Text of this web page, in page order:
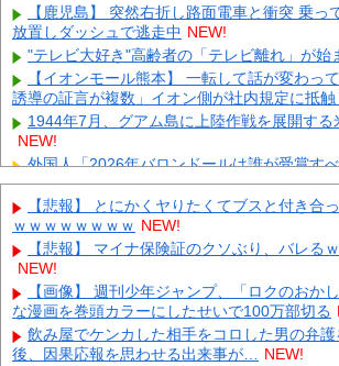
【鹿児島】 突然右折し路面電車と衝突 乗っ
放置しダッシュで逃走中 NEW!
"テレビ大好き"高齢者の「テレビ離れ」が始
【イオンモール熊本】 一転して話が変わっ
誘導の証言が複数」イオン側が社内規定に抵
1944年7月、グアム島に上陸作戦を展開する
NEW!
外国人「2026年バロンドールは誰が受賞す
季無冠でも初受賞か!?海外ファンが考える本
応】 NEW!
FC東京開幕戦でのDF長友佑都の“挨拶”、ス
NEW!
【動画】 撮影走行でホンダADUO改良型エン
したアストンマーチンが“いい音”と話題に
【悲報】 氷河期弱おぢ（50）、新聞に絶望
ｗｗｗｗ NEW!
【動画】 AKB48のエースさんの走りｗｗｗｗ
【悲報】 とにかくヤりたくてブスと付き合
ｗｗｗｗｗｗｗｗ NEW!
【悲報】 マイナ保険証のクソぶり、バレる
NEW!
【画像】 週刊少年ジャンプ、「ロクのおか
な漫画を巻頭カラーにしたせいで100万部切る
飲み屋でケンカした相手をコロした男の弁
後、因果応報を思わせる出来事が… NEW!